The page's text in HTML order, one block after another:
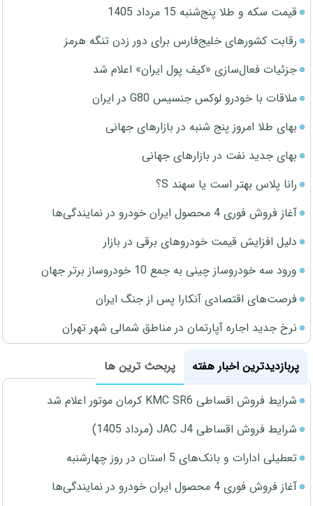
قیمت سکه و طلا پنج‌شنبه 15 مرداد 1405
رقابت کشورهای خلیج‌فارس برای دور زدن تنگه هرمز
جزئیات فعال‌سازی «کیف پول ایران» اعلام شد
ملاقات با خودرو لوکس جنسیس G80 در ایران
بهای طلا امروز پنج شنبه در بازارهای جهانی
بهای جدید نفت در بازارهای جهانی
رانا پلاس بهتر است یا سهند S؟
آغاز فروش فوری 4 محصول ایران خودرو در نمایندگی‌ها
دلیل افزایش قیمت خودروهای برقی در بازار
ورود سه خودروساز چینی به جمع 10 خودروساز برتر جهان
فرصت‌های اقتصادی آنکارا پس از جنگ ایران
نرخ جدید اجاره آپارتمان در مناطق شمالی شهر تهران
پربازدیدترین اخبار هفته
پربحث ترین ها
شرایط فروش اقساطی KMC SR6 کرمان موتور اعلام شد
شرایط فروش اقساطی JAC J4 (مرداد 1405)
تعطیلی ادارات و بانک‌های 5 استان در روز چهارشنبه
آغاز فروش فوری 4 محصول ایران خودرو در نمایندگی‌ها